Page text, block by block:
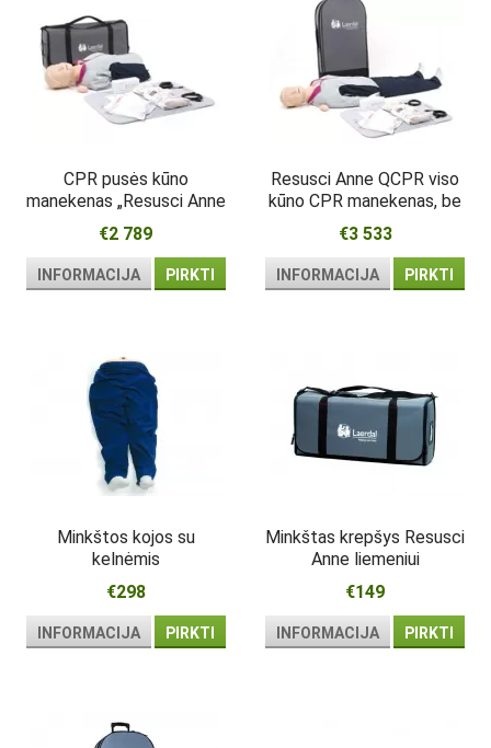
CPR pusės kūno
manekenas „Resusci Anne
QCPR“, be latekso
€2 789
INFORMACIJA PIRKTI
Resusci Anne QCPR viso
kūno CPR manekenas, be
latekso
€3 533
INFORMACIJA PIRKTI
Minkštos kojos su
kelnėmis
€298
INFORMACIJA PIRKTI
Minkštas krepšys Resusci
Anne liemeniui
€149
INFORMACIJA PIRKTI